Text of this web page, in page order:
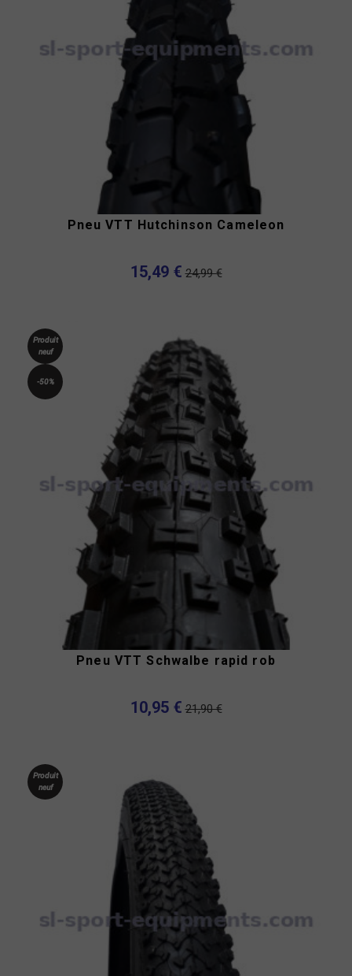
Pneu VTT Hutchinson Cameleon
15,49 € 24,99 €
Produit
neuf
-50%
Pneu VTT Schwalbe rapid rob
10,95 € 21,90 €
Produit
neuf